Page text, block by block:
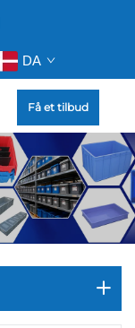
DA
Få et tilbud